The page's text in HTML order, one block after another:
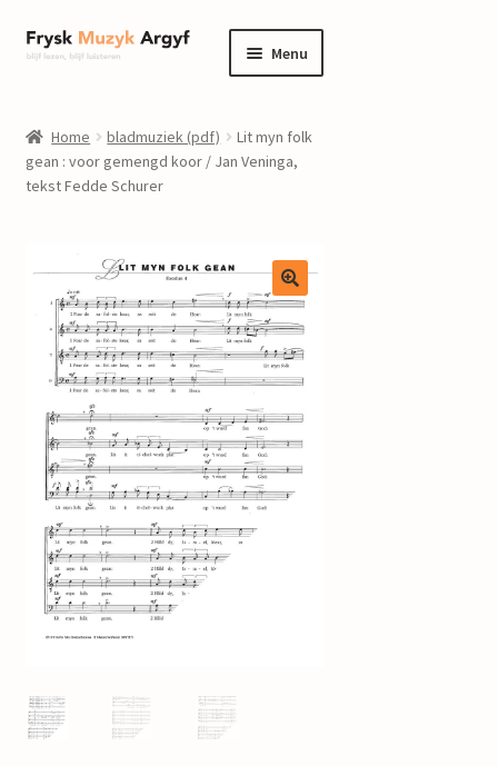
Ga
door
navigatie
Ga
naar
inhoud
Menu
informatie
Submenu
Componisten
nieuws
contact
mijn account
Home bladmuziek (pdf)
Lit myn folk
gean : voor gemengd koor / Jan Veninga,
tekst Fedde Schurer